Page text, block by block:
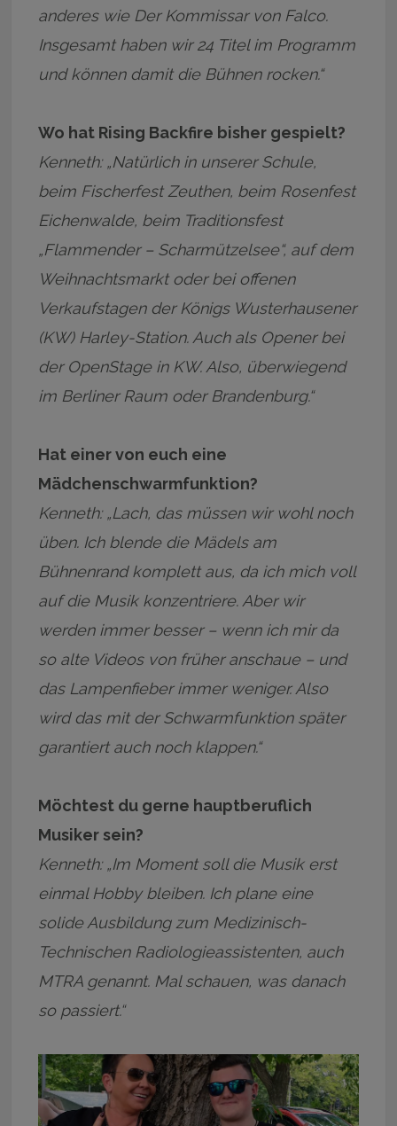
anderes wie Der Kommissar von Falco.
Insgesamt haben wir 24 Titel im Programm
und können damit die Bühnen rocken.“
Wo hat Rising Backfire bisher gespielt?
Kenneth: „Natürlich in unserer Schule,
beim Fischerfest Zeuthen, beim Rosenfest
Eichenwalde, beim Traditionsfest
„Flammender – Scharmützelsee“, auf dem
Weihnachtsmarkt oder bei offenen
Verkaufstagen der Königs Wusterhausener
(KW) Harley-Station. Auch als Opener bei
der OpenStage in KW. Also, überwiegend
im Berliner Raum oder Brandenburg.“
Hat einer von euch eine
Mädchenschwarmfunktion?
Kenneth: „Lach, das müssen wir wohl noch
üben. Ich blende die Mädels am
Bühnenrand komplett aus, da ich mich voll
auf die Musik konzentriere. Aber wir
werden immer besser – wenn ich mir da
so alte Videos von früher anschaue – und
das Lampenfieber immer weniger. Also
wird das mit der Schwarmfunktion später
garantiert auch noch klappen.“
Möchtest du gerne hauptberuflich
Musiker sein?
Kenneth: „Im Moment soll die Musik erst
einmal Hobby bleiben. Ich plane eine
solide Ausbildung zum Medizinisch-
Technischen Radiologieassistenten, auch
MTRA genannt. Mal schauen, was danach
so passiert.“